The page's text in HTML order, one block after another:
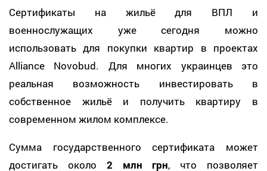
Сертификаты на жильё для ВПЛ и
военнослужащих уже сегодня можно
использовать для покупки квартир в проектах
Alliance Novobud. Для многих украинцев это
реальная возможность инвестировать в
собственное жильё и получить квартиру в
современном жилом комплексе.
Сумма государственного сертификата может
достигать около 2 млн грн, что позволяет